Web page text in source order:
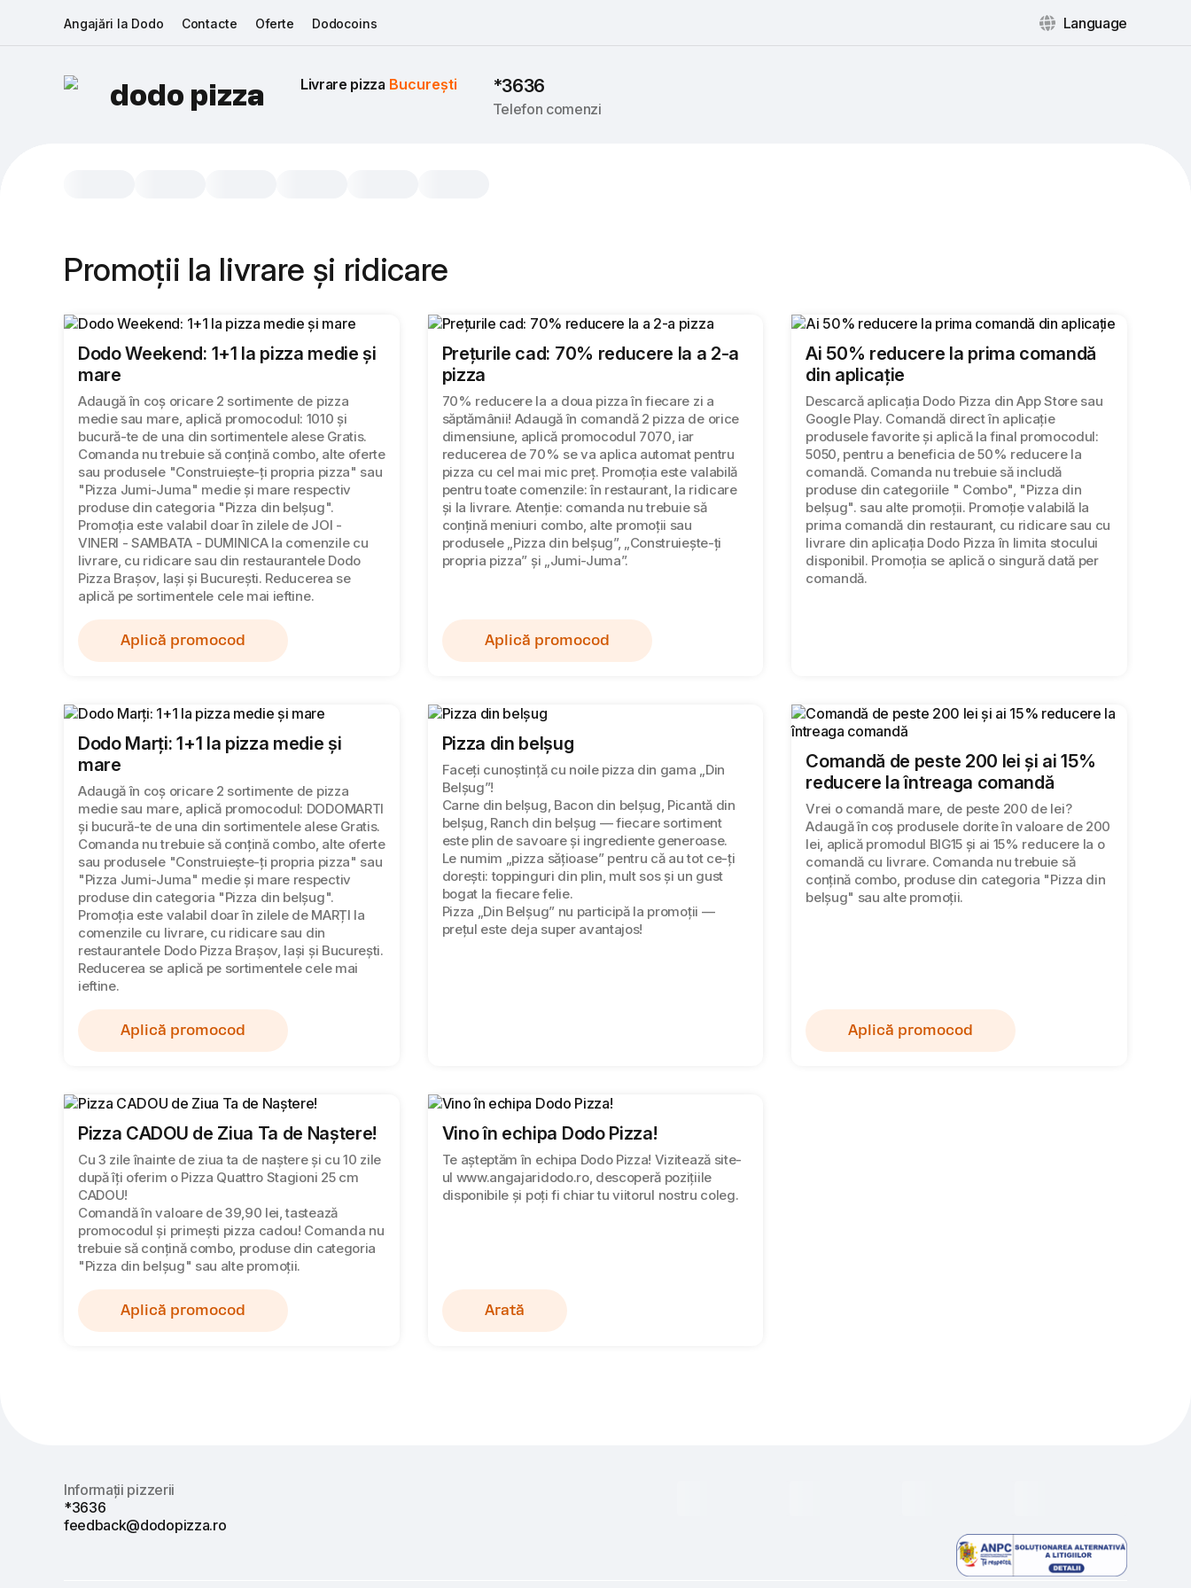
Angajări la Dodo Contacte Oferte Dodocoins Language
dodo pizza Livrare pizza București *3636
Telefon comenzi
Promoții la livrare și ridicare
Dodo Weekend: 1+1 la pizza medie și
mare
Adaugă în coș oricare 2 sortimente de pizza
medie sau mare, aplică promocodul: 1010 și
bucură-te de una din sortimentele alese Gratis.
Comanda nu trebuie să conțină combo, alte oferte
sau produsele "Construiește-ți propria pizza" sau
"Pizza Jumi-Juma" medie și mare respectiv
produse din categoria "Pizza din belșug".
Promoția este valabil doar în zilele de JOI -
VINERI - SAMBATA - DUMINICA la comenzile cu
livrare, cu ridicare sau din restaurantele Dodo
Pizza Brașov, Iași și București. Reducerea se
aplică pe sortimentele cele mai ieftine.
Aplică promocod
Prețurile cad: 70% reducere la a 2-a
pizza
70% reducere la a doua pizza în fiecare zi a
săptămânii! Adaugă în comandă 2 pizza de orice
dimensiune, aplică promocodul 7070, iar
reducerea de 70% se va aplica automat pentru
pizza cu cel mai mic preț. Promoția este valabilă
pentru toate comenzile: în restaurant, la ridicare
și la livrare. Atenție: comanda nu trebuie să
conțină meniuri combo, alte promoții sau
produsele „Pizza din belșug”, „Construiește-ți
propria pizza” și „Jumi-Juma”.
Aplică promocod
Ai 50% reducere la prima comandă
din aplicaţie
Descarcă aplicația Dodo Pizza din App Store sau
Google Play. Comandă direct în aplicație
produsele favorite și aplică la final promocodul:
5050, pentru a beneficia de 50% reducere la
comandă. Comanda nu trebuie să includă
produse din categoriile " Combo", "Pizza din
belșug". sau alte promoții. Promoție valabilă la
prima comandă din restaurant, cu ridicare sau cu
livrare din aplicația Dodo Pizza în limita stocului
disponibil. Promoția se aplică o singură dată per
comandă.
Dodo Marți: 1+1 la pizza medie și
mare
Adaugă în coș oricare 2 sortimente de pizza
medie sau mare, aplică promocodul: DODOMARTI
și bucură-te de una din sortimentele alese Gratis.
Comanda nu trebuie să conțină combo, alte oferte
sau produsele "Construiește-ți propria pizza" sau
"Pizza Jumi-Juma" medie și mare respectiv
produse din categoria "Pizza din belșug".
Promoția este valabil doar în zilele de MARȚI la
comenzile cu livrare, cu ridicare sau din
restaurantele Dodo Pizza Brașov, Iași și București.
Reducerea se aplică pe sortimentele cele mai
ieftine.
Aplică promocod
Pizza din belșug
Faceți cunoștință cu noile pizza din gama „Din
Belșug”!
Carne din belșug, Bacon din belșug, Picantă din
belșug, Ranch din belșug — fiecare sortiment
este plin de savoare și ingrediente generoase.
Le numim „pizza sățioase” pentru că au tot ce-ți
dorești: toppinguri din plin, mult sos și un gust
bogat la fiecare felie.
Pizza „Din Belșug” nu participă la promoții —
prețul este deja super avantajos!
Comandă de peste 200 lei și ai 15%
reducere la întreaga comandă
Vrei o comandă mare, de peste 200 de lei?
Adaugă în coș produsele dorite în valoare de 200
lei, aplică promodul BIG15 și ai 15% reducere la o
comandă cu livrare. Comanda nu trebuie să
conțină combo, produse din categoria "Pizza din
belșug" sau alte promoții.
Aplică promocod
Pizza CADOU de Ziua Ta de Naștere!
Cu 3 zile înainte de ziua ta de naștere și cu 10 zile
după îți oferim o Pizza Quattro Stagioni 25 cm
CADOU!
Comandă în valoare de 39,90 lei, tastează
promocodul și primești pizza cadou! Comanda nu
trebuie să conțină combo, produse din categoria
"Pizza din belșug" sau alte promoții.
Aplică promocod
Vino în echipa Dodo Pizza!
Te așteptăm în echipa Dodo Pizza! Vizitează site-
ul www.angajaridodo.ro, descoperă pozițiile
disponibile și poți fi chiar tu viitorul nostru coleg.
Arată
Informații pizzerii
*3636
feedback@dodopizza.ro